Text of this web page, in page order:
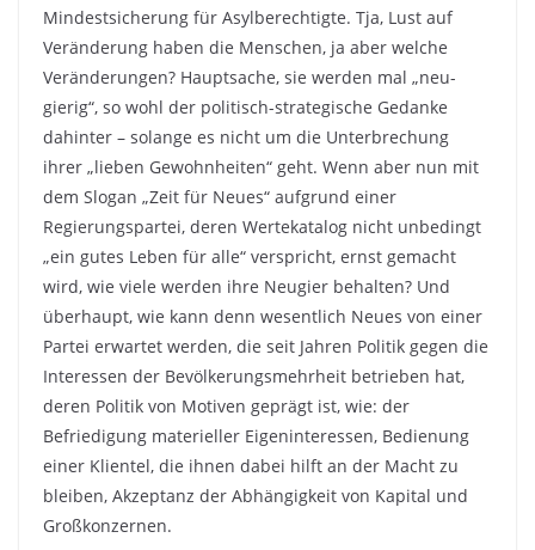
Mindestsicherung für Asylberechtigte. Tja, Lust auf
Veränderung haben die Menschen, ja aber welche
Veränderungen? Hauptsache, sie werden mal „neu-
gierig“, so wohl der politisch-strategische Gedanke
dahinter – solange es nicht um die Unterbrechung
ihrer „lieben Gewohnheiten“ geht. Wenn aber nun mit
dem Slogan „Zeit für Neues“ aufgrund einer
Regierungspartei, deren Wertekatalog nicht unbedingt
„ein gutes Leben für alle“ verspricht, ernst gemacht
wird, wie viele werden ihre Neugier behalten? Und
überhaupt, wie kann denn wesentlich Neues von einer
Partei erwartet werden, die seit Jahren Politik gegen die
Interessen der Bevölkerungsmehrheit betrieben hat,
deren Politik von Motiven geprägt ist, wie: der
Befriedigung materieller Eigeninteressen, Bedienung
einer Klientel, die ihnen dabei hilft an der Macht zu
bleiben, Akzeptanz der Abhängigkeit von Kapital und
Großkonzernen.